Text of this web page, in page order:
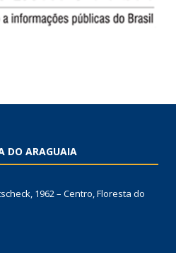
DO ARAGUAIA
1962 – Centro, Floresta do